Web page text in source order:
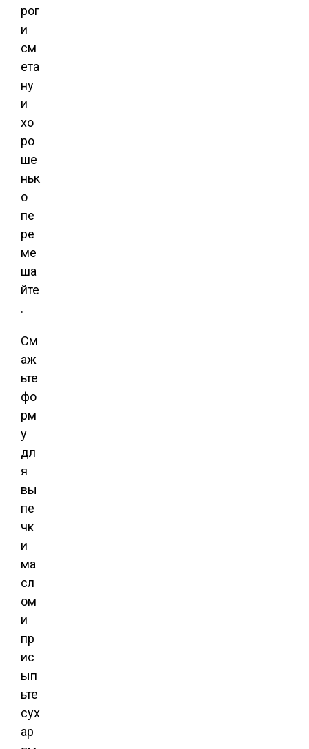
рог
и
см
ета
ну
и
хо
ро
ше
ньк
о
пе
ре
ме
ша
йте
.
См
аж
ьте
фо
рм
у
дл
я
вы
пе
чк
и
ма
сл
ом
и
пр
ис
ып
ьте
сух
ар